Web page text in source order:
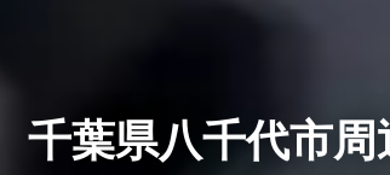
千葉県八千代市